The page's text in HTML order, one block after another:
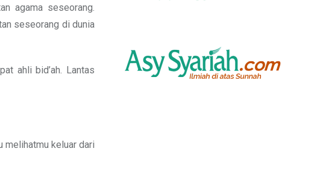
agama seseorang.
seseorang di dunia
ahli bid’ah. Lantas
melihatmu keluar dari